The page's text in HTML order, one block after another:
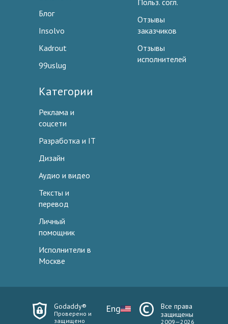
Блог
Insolvo
Kadrout
99uslug
Польз. согл.
Отзывы
заказчиков
Отзывы
исполнителей
Категории
Реклама и
соцсети
Разработка и IT
Дизайн
Аудио и видео
Тексты и
перевод
Личный
помощник
Исполнители в
Москве
Godaddy®
Проверено и
защищено
Eng
Все права
защищены
2009—2026